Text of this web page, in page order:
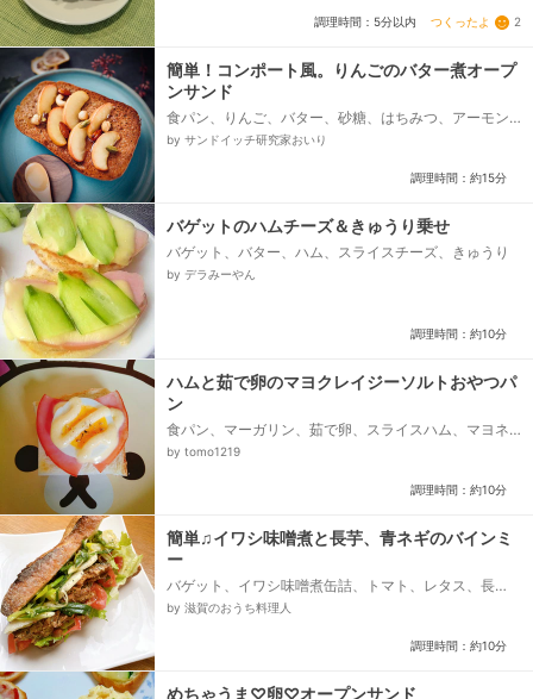
調理時間：5分以内 つくったよ 2
簡単！コンポート風。りんごのバター煮オープ
ンサンド
食パン、りんご、バター、砂糖、はちみつ、アーモン
ド、カシューナッツ、くるみなど
by サンドイッチ研究家おいり
調理時間：約15分
バゲットのハムチーズ＆きゅうり乗せ
バゲット、バター、ハム、スライスチーズ、きゅうり
by デラみーやん
調理時間：約10分
ハムと茹で卵のマヨクレイジーソルトおやつパ
ン
食パン、マーガリン、茹で卵、スライスハム、マヨネ
ーズ、クレイジーソルト
by tomo1219
調理時間：約10分
簡単♫イワシ味噌煮と長芋、青ネギのバインミ
ー
バゲット、イワシ味噌煮缶詰、トマト、レタス、長
芋、青ネギ、マスタード、醤油、ゴマ油、黒胡椒、レ
by 滋賀のおうち料理人
調理時間：約10分
めちゃうま♡卵♡オープンサンド